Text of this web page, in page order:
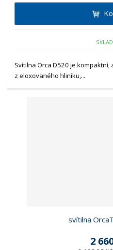
Svítilna Orca D520 je
z eloxovaného hliníku,...
svítilna
2